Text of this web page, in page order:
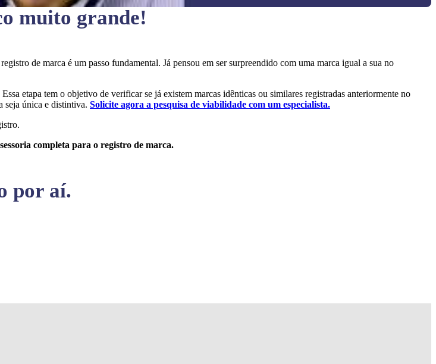
muito grande!
de marca é um passo fundamental. Já pensou em ser surpreendido com uma marca igual a sua no
etapa tem o objetivo de verificar se já existem marcas idênticas ou similares registradas anteriormente no
seja única e distintiva. Solicite agora a pesquisa de viabilidade com um especialista.
completa para o registro de marca.
por aí.